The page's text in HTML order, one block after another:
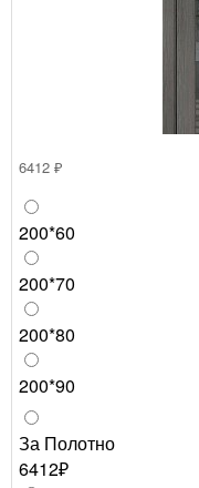
6412 ₽
200*60
200*70
200*80
200*90
За Полотно
6412₽